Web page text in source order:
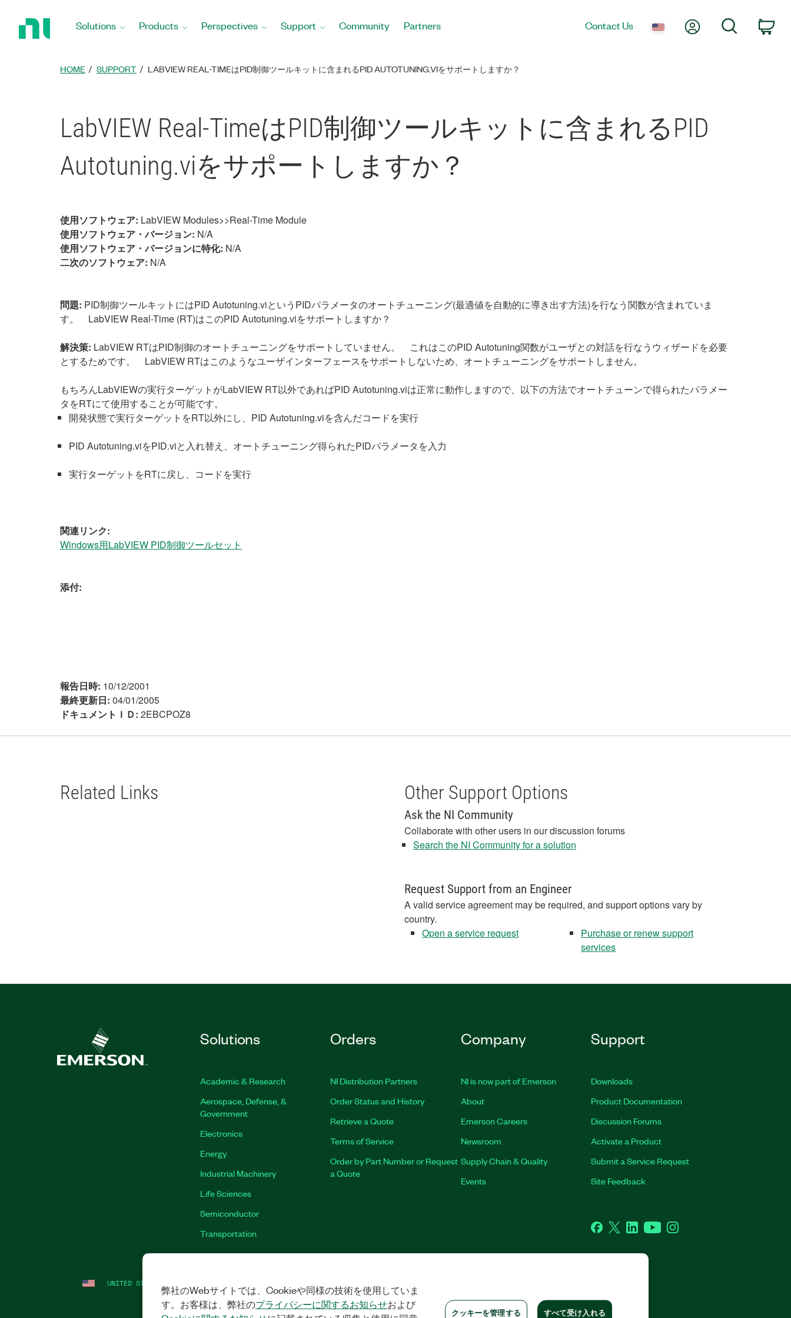
Solutions Products Perspectives Support Community Partners Contact Us My AccountSearch
HOME SUPPORT LABVIEW REAL-TIMEはPID制御ツールキットに含まれるPID AUTOTUNING.VIをサポートしますか？
LabVIEW Real-TimeはPID制御ツールキットに含まれるPID
Autotuning.viをサポートしますか？
使用ソフトウェア: LabVIEW Modules>>Real-Time Module
使用ソフトウェア・バージョン: N/A
使用ソフトウェア・バージョンに特化: N/A
二次のソフトウェア: N/A
問題: PID制御ツールキットにはPID Autotuning.viというPIDパラメータのオートチューニング(最適値を自動的に導き出す方法)を行なう関数が含まれていま
す。 LabVIEW Real-Time (RT)はこのPID Autotuning.viをサポートしますか？
解決策: LabVIEW RTはPID制御のオートチューニングをサポートしていません。 これはこのPID Autotuning関数がユーザとの対話を行なうウィザードを必要
とするためです。 LabVIEW RTはこのようなユーザインターフェースをサポートしないため、オートチューニングをサポートしません。
もちろんLabVIEWの実行ターゲットがLabVIEW RT以外であればPID Autotuning.viは正常に動作しますので、以下の方法でオートチューンで得られたパラメー
タをRTにて使用することが可能です。
開発状態で実行ターゲットをRT以外にし、PID Autotuning.viを含んだコードを実行
PID Autotuning.viをPID.viと入れ替え、オートチューニング得られたPIDパラメータを入力
実行ターゲットをRTに戻し、コードを実行
関連リンク:
Windows用LabVIEW PID制御ツールセット
添付:
報告日時: 10/12/2001
最終更新日: 04/01/2005
ドキュメントＩＤ: 2EBCPOZ8
Related Links Other Support Options
Ask the NI Community
Collaborate with other users in our discussion forums
Search the NI Community for a solution
Request Support from an Engineer
A valid service agreement may be required, and support options vary by
country.
Open a service request
Purchase or renew support
services
Solutions
Academic & Research
Aerospace, Defense, &
Government
Electronics
Energy
Industrial Machinery
Life Sciences
Semiconductor
Transportation
Orders
NI Distribution Partners
Order Status and History
Retrieve a Quote
Terms of Service
Order by Part Number or Request
a Quote
Company
NI is now part of Emerson
About
Emerson Careers
Newsroom
Supply Chain & Quality
Events
Support
Downloads
Product Documentation
Discussion Forums
Activate a Product
Submit a Service Request
Site Feedback
Facebook
TwitterLinkedInYouTubeInstagram
UNITED STATES (ENGLISH)
弊社のWebサイトでは、Cookieや同様の技術を使用していま
す。お客様は、弊社のプライバシーに関するお知らせおよび
クッキーを管理する すべて受け入れる